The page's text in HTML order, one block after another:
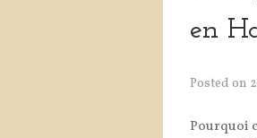
en
Posted on
Pourquoi